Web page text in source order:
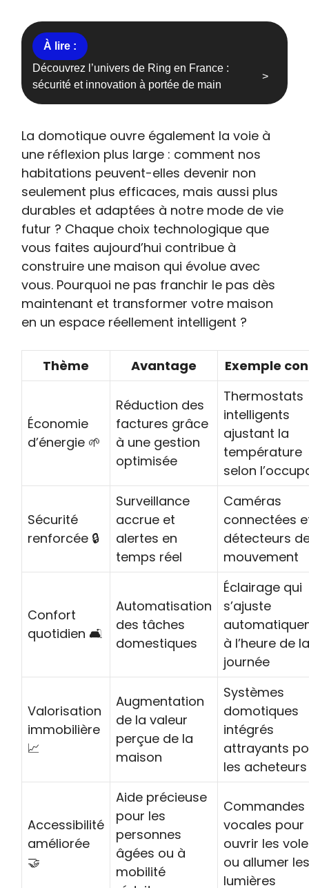
Découvrez l’univers de Ring en France :
sécurité et innovation à portée de main
La domotique ouvre également la voie à
une réflexion plus large : comment nos
habitations peuvent-elles devenir non
seulement plus efficaces, mais aussi plus
durables et adaptées à notre mode de vie
futur ? Chaque choix technologique que
vous faites aujourd’hui contribue à
construire une maison qui évolue avec
vous. Pourquoi ne pas franchir le pas dès
maintenant et transformer votre maison
en un espace réellement intelligent ?
Thème Avantage Exemple
Économie
d’énergie 🌱
Réduction des
factures grâce
à une gestion
optimisée
Thermostats
intelligents
ajustant la
température
selon
Sécurité
renforcée 🔒
Surveillance
accrue et
alertes en
temps réel
Caméras
connectées
détecteurs
mouvement
Confort
quotidien 🛋️
Automatisation
des tâches
domestiques
Éclairage qui
s’ajuste
à l’heure de
journée
Valorisation
immobilière
📈
Augmentation
de la valeur
perçue de la
maison
Systèmes
domotiques
intégrés
attrayants
les acheteurs
Accessibilité
améliorée
🤝
Aide précieuse
pour les
personnes
âgées ou à
mobilité
Commandes
vocales pour
ouvrir les
ou allumer
lumières